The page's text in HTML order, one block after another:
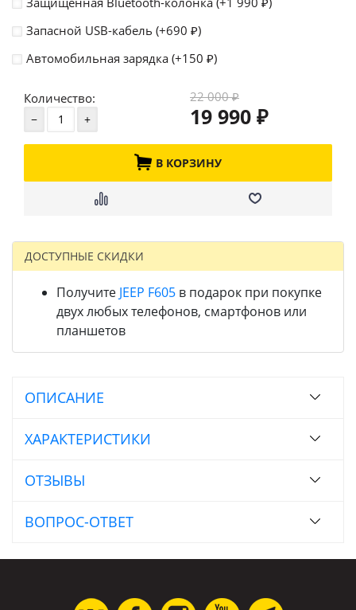
₽
Запасной USB-кабель (+690 ₽)
Автомобильная зарядка (+150 ₽)
Количество: 22 000₽
19 990 ₽
В КОРЗИНУ
ДОСТУПНЫЕ СКИДКИ
Получите JEEP F605 в подарок при покупке
двух любых телефонов, смартфонов или
планшетов
ОПИСАНИЕ
ХАРАКТЕРИСТИКИ
ОТЗЫВЫ
ВОПРОС-ОТВЕТ